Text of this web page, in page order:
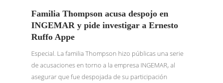
Familia Thompson acusa despojo en
INGEMAR y pide investigar a Ernesto
Ruffo Appe
Especial. La familia Thompson hizo públicas una serie
de acusaciones en torno a la empresa INGEMAR, al
asegurar que fue despojada de su participación